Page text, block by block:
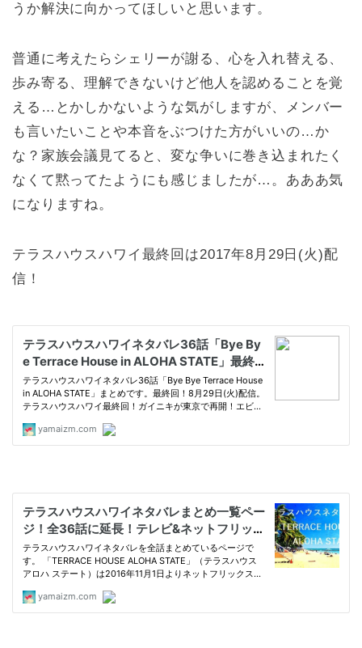
うか解決に向かってほしいと思います。
普通に考えたらシェリーが謝る、心を入れ替える、
歩み寄る、理解できないけど他人を認めることを覚
える…とかしかないような気がしますが、メンバー
も言いたいことや本音をぶつけた方がいいの…か
な？家族会議見てると、変な争いに巻き込まれたく
なくて黙ってたようにも感じましたが…。あああ気
になりますね。
テラスハウスハワイ最終回は2017年8月29日(火)配
信！